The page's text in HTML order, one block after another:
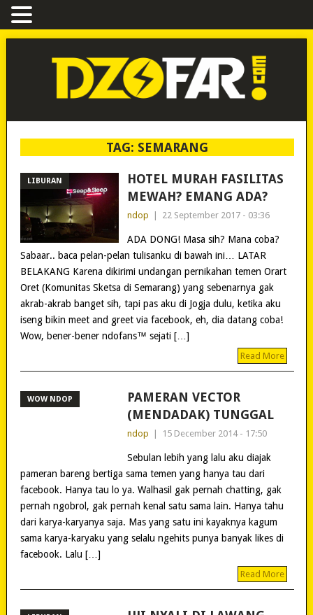
TAG: SEMARANG
LIBURAN
HOTEL MURAH FASILITAS
MEWAH? EMANG ADA?
ndop 22 September 2017 - 03:36
ADA DONG! Masa sih? Mana coba?
Sabaar.. baca pelan-pelan tulisanku di bawah ini… LATAR
BELAKANG Karena dikirimi undangan pernikahan temen Orart
Oret (Komunitas Sketsa di Semarang) yang sebenarnya gak
akrab-akrab banget sih, tapi pas aku di Jogja dulu, ketika aku
iseng bikin meet and greet via facebook, eh, dia datang coba!
Wow, bener-bener ndofans™ sejati […]
Read More
WOW NDOP
PAMERAN VECTOR
(MENDADAK) TUNGGAL
ndop 15 December 2014 - 17:50
Sebulan lebih yang lalu aku diajak
pameran bareng bertiga sama temen yang hanya tau dari
facebook. Hanya tau lo ya. Walhasil gak pernah chatting, gak
pernah ngobrol, gak pernah kenal satu sama lain. Hanya tahu
dari karya-karyanya saja. Mas yang satu ini kayaknya kagum
sama karya-karyaku yang selalu ngehits punya banyak likes di
facebook. Lalu […]
Read More